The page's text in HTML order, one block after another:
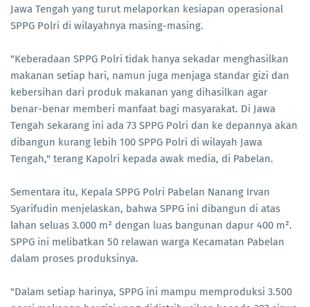
Jawa Tengah yang turut melaporkan kesiapan operasional
SPPG Polri di wilayahnya masing-masing.
"Keberadaan SPPG Polri tidak hanya sekadar menghasilkan
makanan setiap hari, namun juga menjaga standar gizi dan
kebersihan dari produk makanan yang dihasilkan agar
benar-benar memberi manfaat bagi masyarakat. Di Jawa
Tengah sekarang ini ada 73 SPPG Polri dan ke depannya akan
dibangun kurang lebih 100 SPPG Polri di wilayah Jawa
Tengah," terang Kapolri kepada awak media, di Pabelan.
Sementara itu, Kepala SPPG Polri Pabelan Nanang Irvan
Syarifudin menjelaskan, bahwa SPPG ini dibangun di atas
lahan seluas 3.000 m² dengan luas bangunan dapur 400 m².
SPPG ini melibatkan 50 relawan warga Kecamatan Pabelan
dalam proses produksinya.
"Dalam setiap harinya, SPPG ini mampu memproduksi 3.500